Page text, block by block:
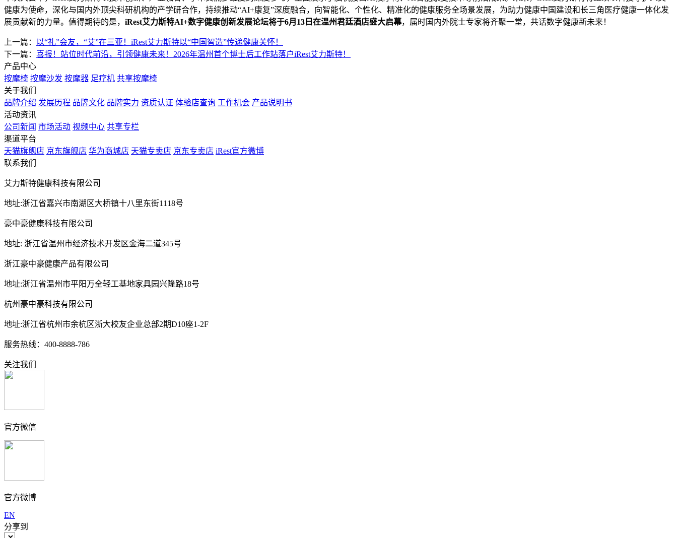
健康为使命，深化与国内外顶尖科研机构的产学研合作，持续推动“AI+康复”深度融合，向智能化、个性化、精准化的健康服务全场景发展，为助力健康中国建设和长三角医疗健康一体化发
展贡献新的力量。值得期待的是， iRest艾力斯特AI+数字健康创新发展论坛将于6月13日在温州君廷酒店盛大启幕，届时国内外院士专家将齐聚一堂，共话数字健康新未来！
上一篇： 以“礼”会友，“艾”在三亚！iRest艾力斯特以“中国智造”传递健康关怀！
下一篇： 喜报！站位时代前沿，引领健康未来！2026年温州首个博士后工作站落户iRest艾力斯特！
产品中心
按摩椅 按摩沙发 按摩器 足疗机 共享按摩椅
关于我们
品牌介绍 发展历程 品牌文化 品牌实力 资质认证 体验店查询 工作机会 产品说明书
活动资讯
公司新闻 市场活动 视频中心 共享专栏
渠道平台
天猫旗舰店 京东旗舰店 华为商城店 天猫专卖店 京东专卖店 iRest官方微博
联系我们
艾力斯特健康科技有限公司
地址:浙江省嘉兴市南湖区大桥镇十八里东街1118号
豪中豪健康科技有限公司
地址: 浙江省温州市经济技术开发区金海二道345号
浙江豪中豪健康产品有限公司
地址:浙江省温州市平阳万全轻工基地家具园兴隆路18号
杭州豪中豪科技有限公司
地址:浙江省杭州市余杭区浙大校友企业总部2期D10座1-2F
服务热线：400-8888-786
关注我们
官方微信
官方微博
EN
分享到